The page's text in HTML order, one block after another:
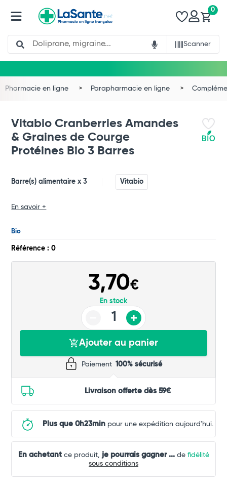
Search
Scanner
0
Total
Pharmacie en ligne Parapharmacie en ligne
Vitabio Cranberries Amandes
& Graines de Courge
Protéines Bio 3 Barres
Barre(s) alimentaire x 3 Vitabio
En savoir +
Bio
Référence : 0
3,70€
En stock
Ajouter au panier
Paiement 100% sécurisé
Livraison offerte dès 59€
Plus que 0h23minpour une expédition aujourd'hui.
En achetantce produit, je pourrais gagner ...de fidélité
sous conditions